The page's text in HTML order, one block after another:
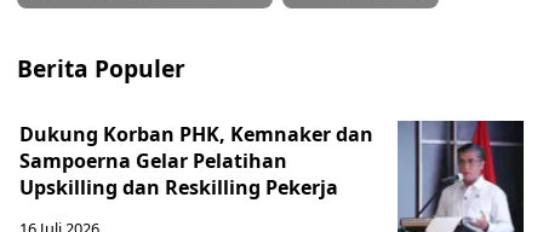
Berita Populer
Dukung Korban PHK, Kemnaker dan
Sampoerna Gelar Pelatihan
Upskilling dan Reskilling Pekerja